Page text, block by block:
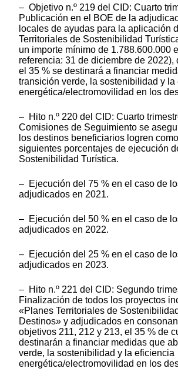
– Objetivo n.º 219 del CID: Cuarto
Publicación en el BOE de la
locales de ayudas para la aplicación
Territoriales de Sostenibilidad
un importe mínimo de 1.788.600.000
referencia: 31 de diciembre de 2022),
el 35 % se destinará a financiar
transición verde, la sostenibilidad y la
energética/electromovilidad en los
– Hito n.º 220 del CID: Cuarto
Comisiones de Seguimiento se
los destinos beneficiarios logren
siguientes porcentajes de ejecución
Sostenibilidad Turística.
– Ejecución del 75 % en el caso de
adjudicados en 2021.
– Ejecución del 50 % en el caso de
adjudicados en 2022.
– Ejecución del 25 % en el caso de
adjudicados en 2023.
– Hito n.º 221 del CID: Segundo
Finalización de todos los proyectos
«Planes Territoriales de
Destinos» y adjudicados en
objetivos 211, 212 y 213, el 35 % de
destinarán a financiar medidas que
verde, la sostenibilidad y la eficiencia
energética/electromovilidad en los